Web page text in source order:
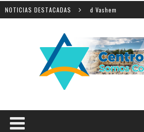
NOTICIAS DESTACADAS
de la Shoá en Yad Vashem